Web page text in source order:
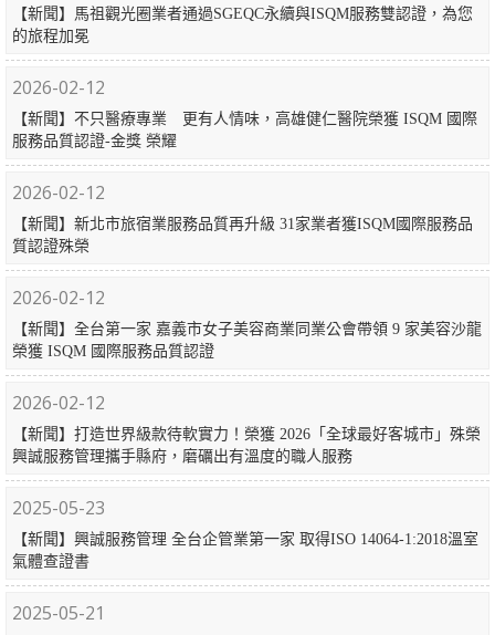
【新聞】馬祖觀光圈業者通過SGEQC永續與ISQM服務雙認證，為您
的旅程加冕
2026-02-12
【新聞】不只醫療專業 更有人情味，高雄健仁醫院榮獲 ISQM 國際
服務品質認證-金獎 榮耀
2026-02-12
【新聞】新北市旅宿業服務品質再升級 31家業者獲ISQM國際服務品
質認證殊榮
2026-02-12
【新聞】全台第一家 嘉義市女子美容商業同業公會帶領 9 家美容沙龍
榮獲 ISQM 國際服務品質認證
2026-02-12
【新聞】打造世界級款待軟實力！榮獲 2026「全球最好客城市」殊榮
興誠服務管理攜手縣府，磨礪出有溫度的職人服務
2025-05-23
【新聞】興誠服務管理 全台企管業第一家 取得ISO 14064-1:2018溫室
氣體查證書
2025-05-21